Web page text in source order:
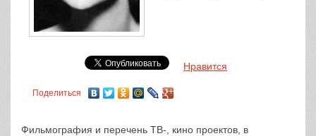
Нравится
Поделиться
Фильмография и перечень ТВ-, кино проектов, в